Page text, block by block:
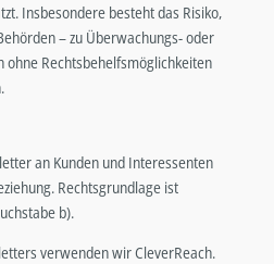
Insbesondere besteht das Risiko,
– zu Überwachungs- oder
ohne Rechtsbehelfsmöglichkeiten
an Kunden und Interessenten
Rechtsgrundlage ist
b).
verwenden wir CleverReach.